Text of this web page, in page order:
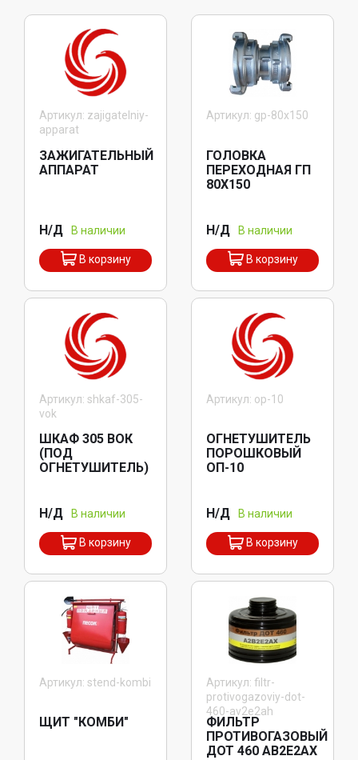
Артикул: zajigatelniy-
apparat
ЗАЖИГАТЕЛЬНЫЙ
АППАРАТ
Н/Д В наличии
В корзину
Артикул: gp-80x150
ГОЛОВКА
ПЕРЕХОДНАЯ ГП
80X150
Н/Д В наличии
В корзину
Артикул: shkaf-305-
vok
ШКАФ 305 ВОК
(ПОД
ОГНЕТУШИТЕЛЬ)
Н/Д В наличии
В корзину
Артикул: op-10
ОГНЕТУШИТЕЛЬ
ПОРОШКОВЫЙ
ОП-10
Н/Д В наличии
В корзину
Артикул: stend-kombi
ЩИТ "КОМБИ"
Артикул: filtr-
protivogazoviy-dot-
460-av2e2ah
ФИЛЬТР
ПРОТИВОГАЗОВЫЙ
ДОТ 460 АВ2Е2АХ